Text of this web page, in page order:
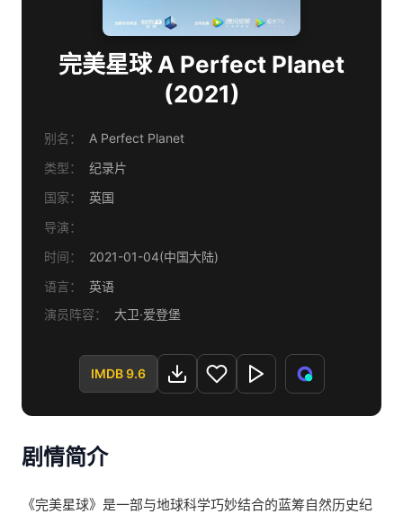
完美星球 A Perfect Planet
(2021)
别名：
A Perfect Planet
类型：
纪录片
国家：
英国
导演：
时间：
2021-01-04(中国大陆)
语言：
英语
演员阵容：
大卫·爱登堡
IMDB 9.6
剧情简介
《完美星球》是一部与地球科学巧妙结合的蓝筹自然历史纪